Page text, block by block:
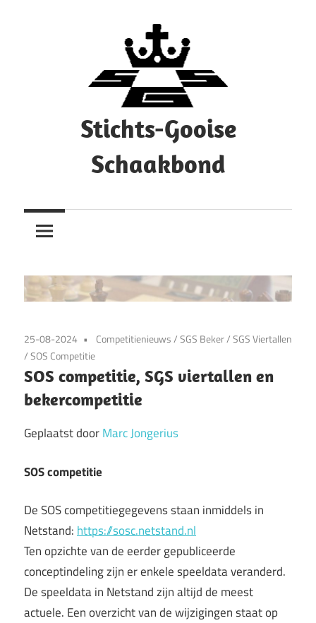
Stichts-Gooise
Schaakbond
25-08-2024 Competitienieuws/SGS Beker/SGS Viertallen
/SOS Competitie
SOS competitie, SGS viertallen en
bekercompetitie
Geplaatst doorMarc Jongerius
SOS competitie
De SOS competitiegegevens staan inmiddels in
Netstand:https://sosc.netstand.nl
Ten opzichte van de eerder gepubliceerde
conceptindeling zijn er enkele speeldata veranderd.
De speeldata in Netstand zijn altijd de meest
actuele. Een overzicht van de wijzigingen staat op